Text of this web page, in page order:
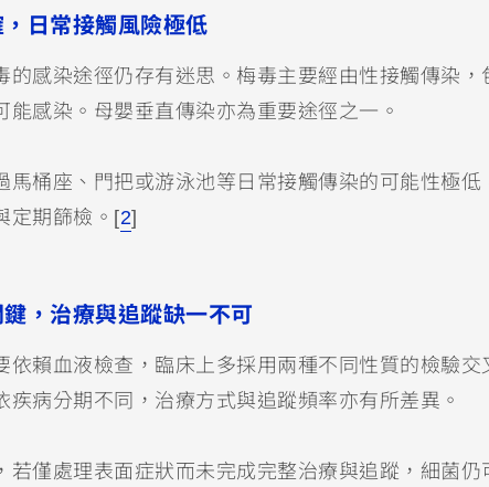
日常接觸風險極低
的感染途徑仍存有迷思。梅毒主要經由性接觸傳染
能感染。母嬰垂直傳染亦為重要途徑之一。
馬桶座、門把或游泳池等日常接觸傳染的可能性極
定期篩檢。[2]
，治療與追蹤缺一不可
依賴血液檢查，臨床上多採用兩種不同性質的檢驗交
疾病分期不同，治療方式與追蹤頻率亦有所差異。
若僅處理表面症狀而未完成完整治療與追蹤，細菌